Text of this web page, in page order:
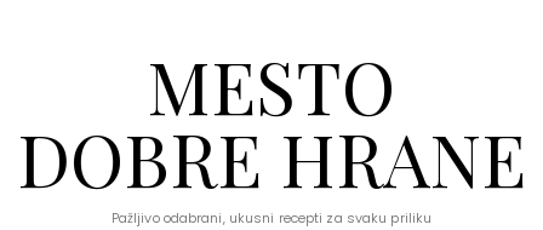
MESTO
DOBRE HRANE
Pažljivo odabrani, ukusni recepti za svaku priliku